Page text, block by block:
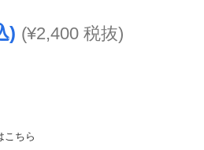
) (¥2,400税抜)
こちら